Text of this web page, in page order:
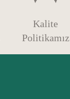
Kalite
Politikamız